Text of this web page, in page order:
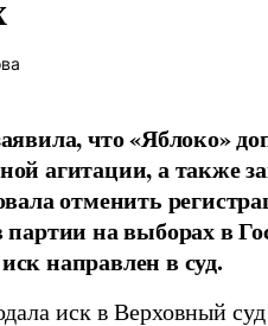
что «Яблоко»
агитации, а также
отменить
партии на выборах в
направлен в суд.
иск в Верховный